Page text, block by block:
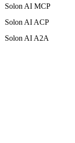
Solon AI MCP
Solon AI ACP
Solon AI A2A